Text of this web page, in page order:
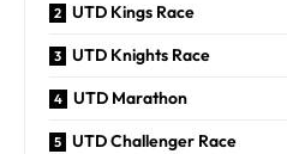
UTD Kings Race
UTD Knights Race
UTD Marathon
UTD Challenger Race